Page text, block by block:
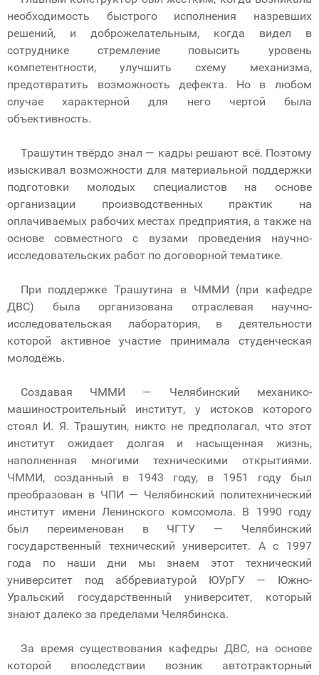
необходимость быстрого исполнения назревших
решений, и доброжелательным, когда видел в
сотруднике стремление повысить уровень
компетентности, улучшить схему механизма,
предотвратить возможность дефекта. Но в любом
случае характерной для него чертой была
объективность.
Трашутин твёрдо знал — кадры решают всё. Поэтому
изыскивал возможности для материальной поддержки
подготовки молодых специалистов на основе
организации производственных практик на
оплачиваемых рабочих местах предприятия, а также на
основе совместного с вузами проведения научно-
исследовательских работ по договорной тематике.
При поддержке Трашутина в ЧММИ (при кафедре
ДВС) была организована отраслевая научно-
исследовательская лаборатория, в деятельности
которой активное участие принимала студенческая
молодёжь.
Создавая ЧММИ — Челябинский механико-
машиностроительный институт, у истоков которого
стоял И. Я. Трашутин, никто не предполагал, что этот
институт ожидает долгая и насыщенная жизнь,
наполненная многими техническими открытиями.
ЧММИ, созданный в 1943 году, в 1951 году был
преобразован в ЧПИ — Челябинский политехнический
институт имени Ленинского комсомола. В 1990 году
был переименован в ЧГТУ — Челябинский
государственный технический университет. А с 1997
года по наши дни мы знаем этот технический
университет под аббревиатурой ЮУрГУ — Южно-
Уральский государственный университет, который
знают далеко за пределами Челябинска.
За время существования кафедры ДВС, на основе
которой впоследствии возник автотракторный